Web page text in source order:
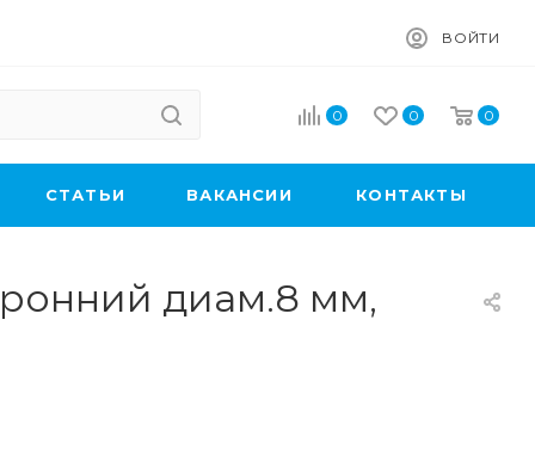
ВОЙТИ
0 0 0
CТАТЬИ ВАКАНСИИ КОНТАКТЫ
диам.8 мм,